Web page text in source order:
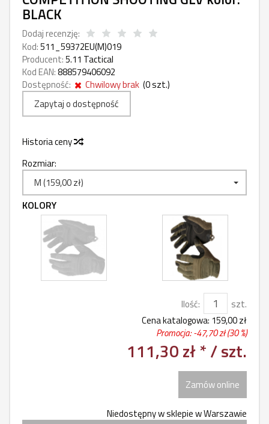
BLACK
Dodaj recenzję:
Kod:511_59372EU(M)019
Producent:5.11 Tactical
Kod EAN:888579406092
Dostępność:
Chwilowy brak (0szt.)
Zapytaj o dostępność
Historia ceny
Rozmiar:
M (159,00 zł)
KOLORY
Ilość:
szt.
Cena katalogowa: 159,00 zł
Promocja: -47,70 zł(30 %)
111,30 zł */ szt.
Zamów online
Niedostępny w sklepie w Warszawie